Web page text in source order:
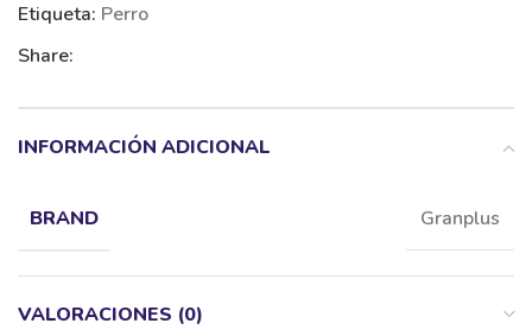
Etiqueta: Perro
Share:
INFORMACIÓN ADICIONAL
BRAND Granplus
VALORACIONES (0)